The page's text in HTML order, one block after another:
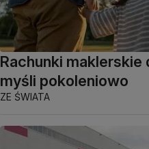
Rachunki maklerskie
myśli pokoleniowo
ZE ŚWIATA